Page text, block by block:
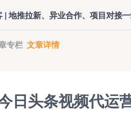
| 地推拉新、异业合作、项目对接
专栏 文章详情
日头条视频代运